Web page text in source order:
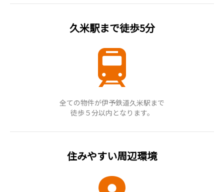
久米駅まで徒歩5分
全ての物件が伊予鉄道久米駅まで
徒歩５分以内となります。
住みやすい周辺環境